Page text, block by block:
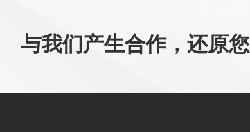
与我们产生合作，还原您